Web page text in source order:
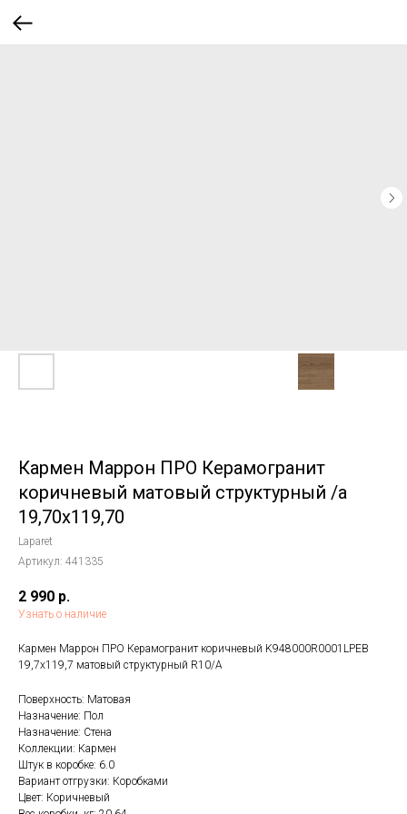
Кармен Маррон ПРО Керамогранит
коричневый матовый структурный /a
19,70x119,70
Laparet
Артикул: 441335
2 990 р.
Узнать о наличие
Кармен Маррон ПРО Керамогранит коричневый K948000R0001LPEB
19,7х119,7 матовый структурный R10/A
Поверхность: Матовая
Назначение: Пол
Назначение: Стена
Коллекции: Кармен
Штук в коробке: 6.0
Вариант отгрузки: Коробками
Цвет: Коричневый